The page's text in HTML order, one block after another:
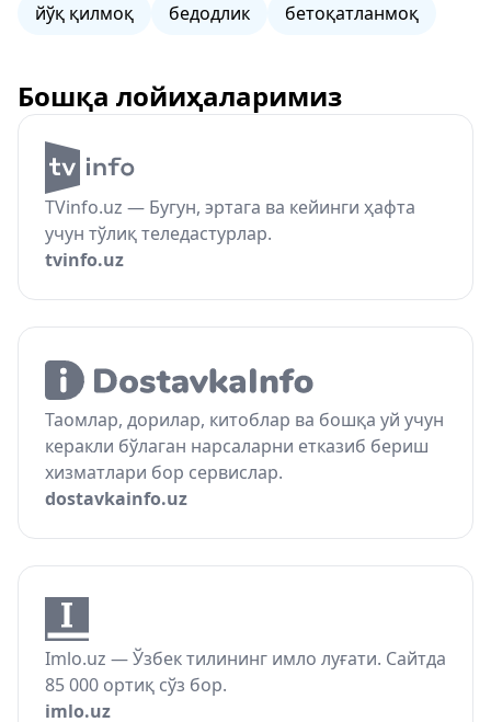
йўқ қилмоқ
бедодлик бетоқатланмоқ
Бошқа лойиҳаларимиз
TVinfo.uz — Бугун, эртага ва кейинги ҳафта
учун тўлиқ теледастурлар.
tvinfo.uz
Таомлар, дорилар, китоблар ва бошқа уй учун
керакли бўлаган нарсаларни етказиб бериш
хизматлари бор сервислар.
dostavkainfo.uz
Imlo.uz — Ўзбек тилининг имло луғати. Сайтда
85 000 ортиқ сўз бор.
imlo.uz